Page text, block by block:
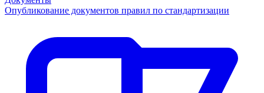
Опубликование документов правил по стандартизации